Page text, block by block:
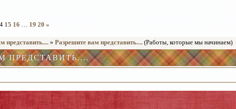
15 16 … 19 20 »
представить.... » Разрешите вам представить.... (Работы, которые мы начинаем)
ПРЕДСТАВИТЬ....